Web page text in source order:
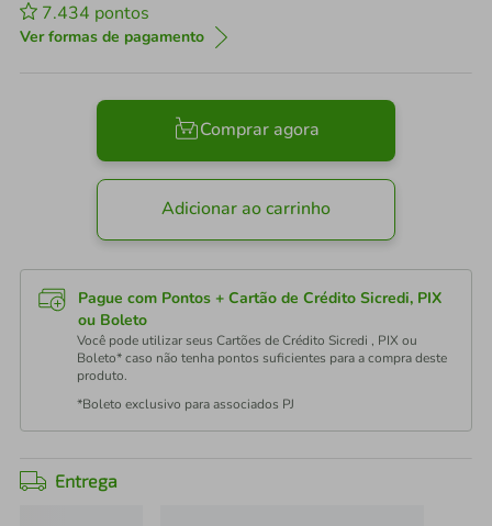
7.434 pontos
Ver formas de pagamento
Comprar agora
Adicionar ao carrinho
Pague com Pontos + Cartão de Crédito Sicredi, PIX
ou Boleto
Você pode utilizar seus Cartões de Crédito Sicredi , PIX ou
Boleto* caso não tenha pontos suficientes para a compra deste
produto.
*Boleto exclusivo para associados PJ
Entrega